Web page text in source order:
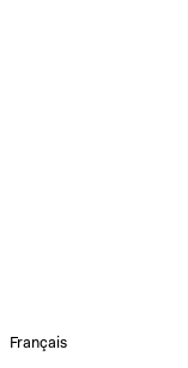
Français